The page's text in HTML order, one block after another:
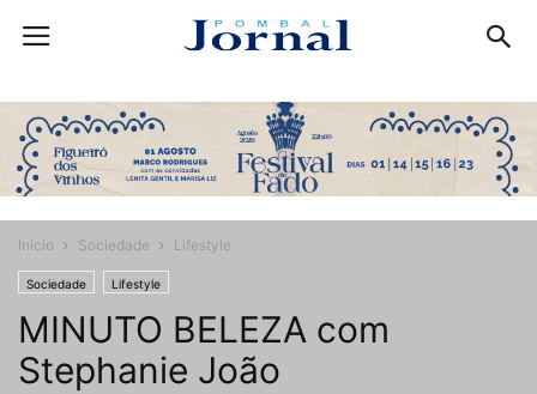
Início Sociedade Lifestyle
Sociedade Lifestyle
MINUTO BELEZA com
Stephanie João